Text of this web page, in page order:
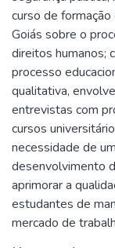
curso de
Goiás sobre o
direitos humanos;
processo
qualitativa,
entrevistas com
cursos
necessidade de
desenvolvimento
aprimorar a
estudantes de
mercado de